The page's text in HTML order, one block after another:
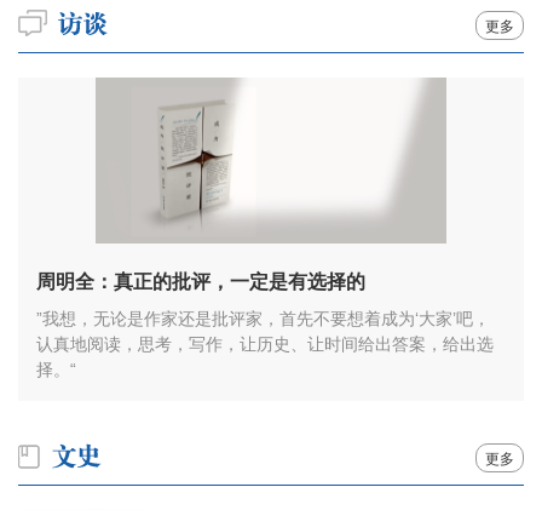
更多
周明全：真正的批评，一定是有选择的
”我想，无论是作家还是批评家，首先不要想着成为‘大家’吧，
认真地阅读，思考，写作，让历史、让时间给出答案，给出选
择。“
更多